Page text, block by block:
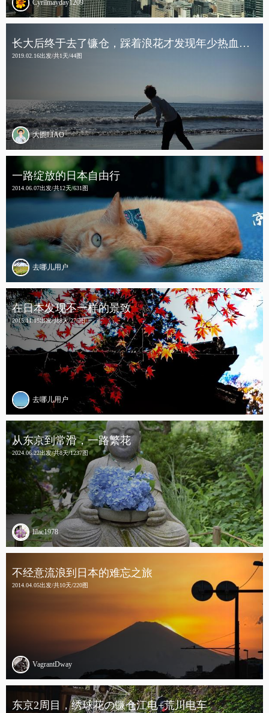
Cyrilmayday1209
长大后终于去了镰仓，踩着浪花才发现年少热血依旧未凉
2019.02.16出发/共1天/44图
大圆LIAO
一路绽放的日本自由行
2014.06.07出发/共12天/631图
去哪儿用户
在日本发现不一样的景致
2015.11.19出发/共8天/276图
去哪儿用户
从东京到常滑，一路繁花
2024.06.22出发/共8天/1237图
lilac1978
不经意流浪到日本的难忘之旅
2014.04.05出发/共10天/220图
VagrantDway
东京2周目，绣球花の镰仓江电+荒川电车